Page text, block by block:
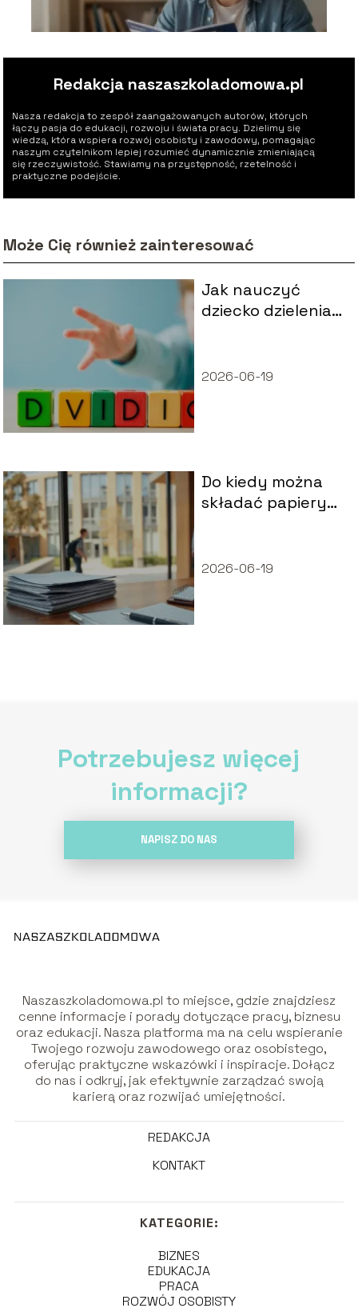
Redakcja naszaszkoladomowa.pl
Nasza redakcja to zespół zaangażowanych autorów, których
łączy pasja do edukacji, rozwoju i świata pracy. Dzielimy się
wiedzą, która wspiera rozwój osobisty i zawodowy, pomagając
naszym czytelnikom lepiej rozumieć dynamicznie zmieniającą
się rzeczywistość. Stawiamy na przystępność, rzetelność i
praktyczne podejście.
Może Cię również zainteresować
Jak nauczyć
dziecko dzielenia
2026-06-19
Do kiedy można
składać papiery
2026-06-19
Potrzebujesz więcej
informacji?
NAPISZ DO NAS
Naszaszkoladomowa.pl to miejsce, gdzie znajdziesz
cenne informacje i porady dotyczące pracy, biznesu
oraz edukacji. Nasza platforma ma na celu wspieranie
Twojego rozwoju zawodowego oraz osobistego,
oferując praktyczne wskazówki i inspiracje. Dołącz
do nas i odkryj, jak efektywnie zarządzać swoją
karierą oraz rozwijać umiejętności.
REDAKCJA
KONTAKT
KATEGORIE:
BIZNES
EDUKACJA
PRACA
ROZWÓJ OSOBISTY